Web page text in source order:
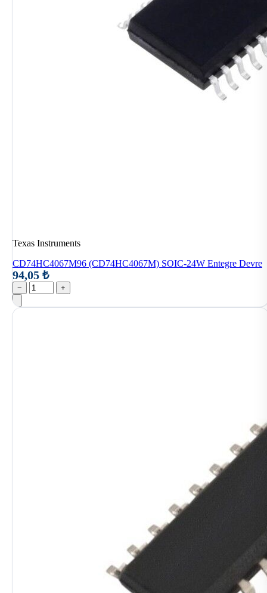
Texas Instruments
CD74HC4067M96 (CD74HC4067M) SOIC-24W Entegre Devre
94,05 ₺
− +